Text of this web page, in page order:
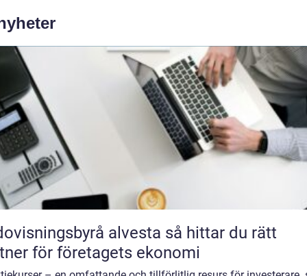
alvesta så hittar du rätt
för företagets ekonomi